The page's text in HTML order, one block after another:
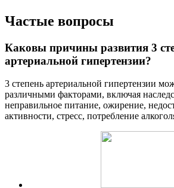
Частые вопросы
Каковы причины развития 3
артериальной гипертензии?
3 степень артериальной гипертензии
различными факторами, включая
неправильное питание, ожирение,
активности, стресс, потребление